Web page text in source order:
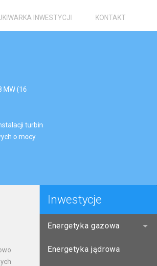
INWESTYCJI KONTAKT
MW (16
turbin
o mocy
Inwestycje
Energetyka gazowa
Energetyka jądrowa